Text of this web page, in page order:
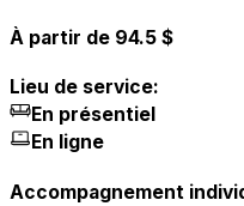
À partir de 94.5 $
Lieu de service:
En présentiel
En ligne
Accompagnement